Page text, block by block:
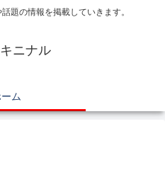
題の情報を掲載していきます。
ニナル
ム